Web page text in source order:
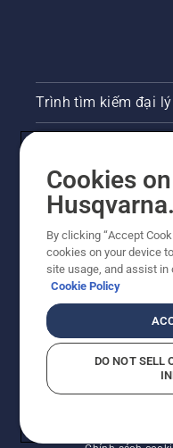
Trình tìm kiếm đại lý
Phòng họp báo
Trang web
Cookies on
By clicking “Accept
cookies on your device
site usage, and assist
Cookie Policy
DO NOT SELL